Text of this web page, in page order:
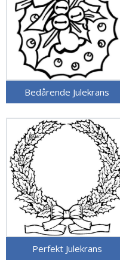
Bedårende Julekrans
Perfekt Julekrans